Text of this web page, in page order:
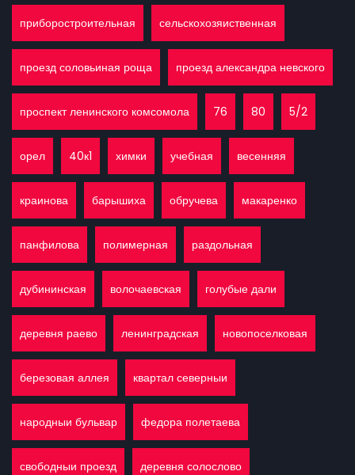
приборостроительная сельскохозяиственная
проезд соловьиная роща проезд александра невского
проспект ленинского комсомола 76 80 5/2
орел 40к1 химки учебная весенняя
краинова барышиха обручева макаренко
панфилова полимерная раздольная
дубининская волочаевская голубые дали
деревня раево ленинградская новопоселковая
березовая аллея квартал северныи
народныи бульвар федора полетаева
свободныи проезд деревня солослово